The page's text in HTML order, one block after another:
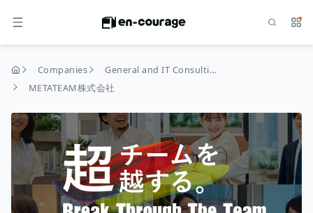
MENU Search
home Companies
General and IT Consulting
METATEAM株式会社